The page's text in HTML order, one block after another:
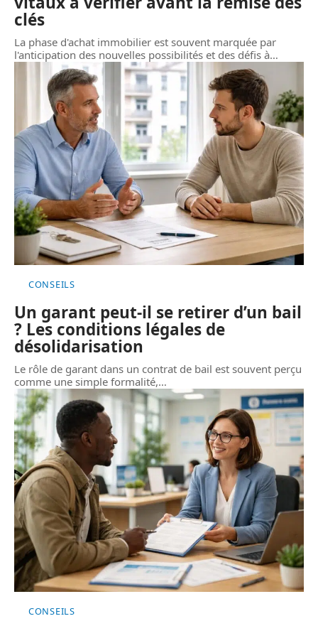
clés
La phase d'achat immobilier est souvent marquée par
l'anticipation des nouvelles possibilités et des défis à…
CONSEILS
Un garant peut-il se retirer d’un bail
? Les conditions légales de
désolidarisation
Le rôle de garant dans un contrat de bail est souvent perçu
comme une simple formalité,…
CONSEILS